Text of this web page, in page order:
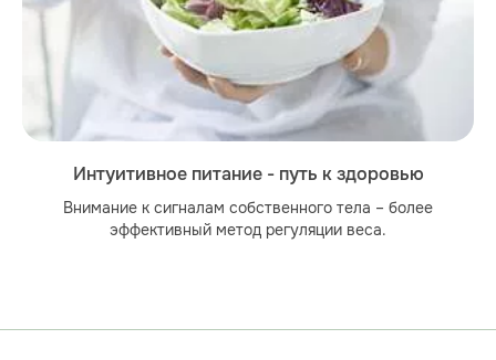
Интуитивное питание - путь к здоровью
Внимание к сигналам собственного тела – более
эффективный метод регуляции веса.